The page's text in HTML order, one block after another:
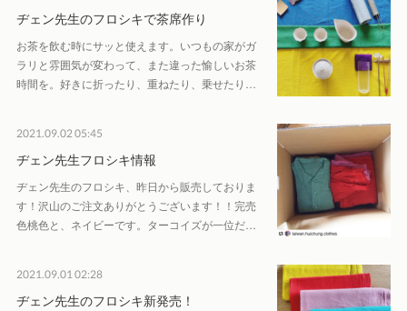
ヂェン先生のフロシキで茶席作り
お茶を飲む時にサッと使えます。いつもの家がガ
ラリと雰囲気が変わって、また違った愉しいお茶
時間を。好きに折ったり、重ねたり、乗せたり…
2021.09.02 05:45
ヂェン先生フロシキ情報
ヂェン先生のフロシキ、昨日から販売しておりま
す！沢山のご注文ありがとうございます！！完売
色桃色と、ネイビーです。ターコイズが一位だ…
2021.09.01 02:28
ヂェン先生のフロシキ新発売！